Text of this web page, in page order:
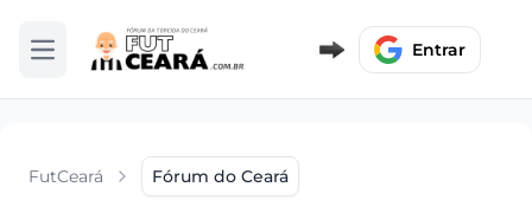
Abrir menu Entrar
FutCeará Fórum do Ceará